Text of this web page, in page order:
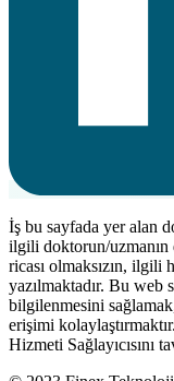
İş bu sayfada yer alan
ilgili doktorun/uzmanın
ricası olmaksızın, ilgili
yazılmaktadır. Bu web
bilgilenmesini
erişimi
Hizmeti Sağlayıcısını